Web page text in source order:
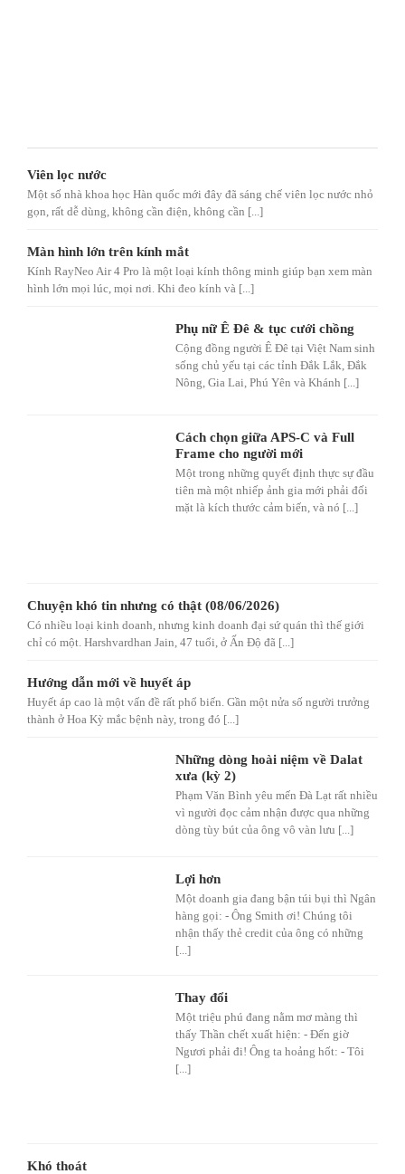
Viên lọc nước
Một số nhà khoa học Hàn quốc mới đây đã sáng chế viên lọc nước nhỏ
gọn, rất dễ dùng, không cần điện, không cần [...]
Màn hình lớn trên kính mắt
Kính RayNeo Air 4 Pro là một loại kính thông minh giúp bạn xem màn
hình lớn mọi lúc, mọi nơi. Khi đeo kính và [...]
Phụ nữ Ê Đê & tục cưới chồng
Cộng đồng người Ê Đê tại Việt Nam sinh
sống chủ yếu tại các tỉnh Đắk Lắk, Đắk
Nông, Gia Lai, Phú Yên và Khánh [...]
Cách chọn giữa APS-C và Full
Frame cho người mới
Một trong những quyết định thực sự đầu
tiên mà một nhiếp ảnh gia mới phải đối
mặt là kích thước cảm biến, và nó [...]
Chuyện khó tin nhưng có thật (08/06/2026)
Có nhiều loại kinh doanh, nhưng kinh doanh đại sứ quán thì thế giới
chỉ có một. Harshvardhan Jain, 47 tuổi, ở Ấn Độ đã [...]
Hướng dẫn mới về huyết áp
Huyết áp cao là một vấn đề rất phổ biến. Gần một nửa số người trưởng
thành ở Hoa Kỳ mắc bệnh này, trong đó [...]
Những dòng hoài niệm về Dalat
xưa (kỳ 2)
Phạm Văn Bình yêu mến Đà Lạt rất nhiều
vì người đọc cảm nhận được qua những
dòng tùy bút của ông vô vàn lưu [...]
Lợi hơn
Một doanh gia đang bận túi bụi thì Ngân
hàng gọi: - Ông Smith ơi! Chúng tôi
nhận thấy thẻ credit của ông có những
[...]
Thay đổi
Một triệu phú đang nằm mơ màng thì
thấy Thần chết xuất hiện: - Đến giờ
Ngươi phải đi! Ông ta hoảng hốt: - Tôi
[...]
Khó thoát